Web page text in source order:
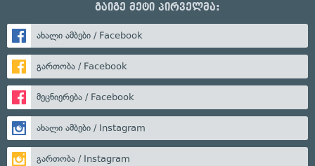
გაიგე მეტი პირველმა:
ახალი ამბები / Facebook
გართობა / Facebook
მეცნიერება / Facebook
ახალი ამბები / Instagram
გართობა / Instagram